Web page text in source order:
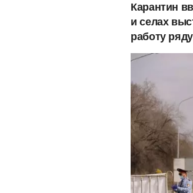
Карантин
и селах
работу